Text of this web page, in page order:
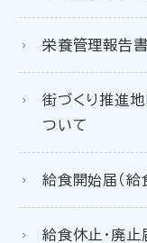
栄養管理報告書
街づくり推進
ついて
給食開始届（給
給食休止・廃止